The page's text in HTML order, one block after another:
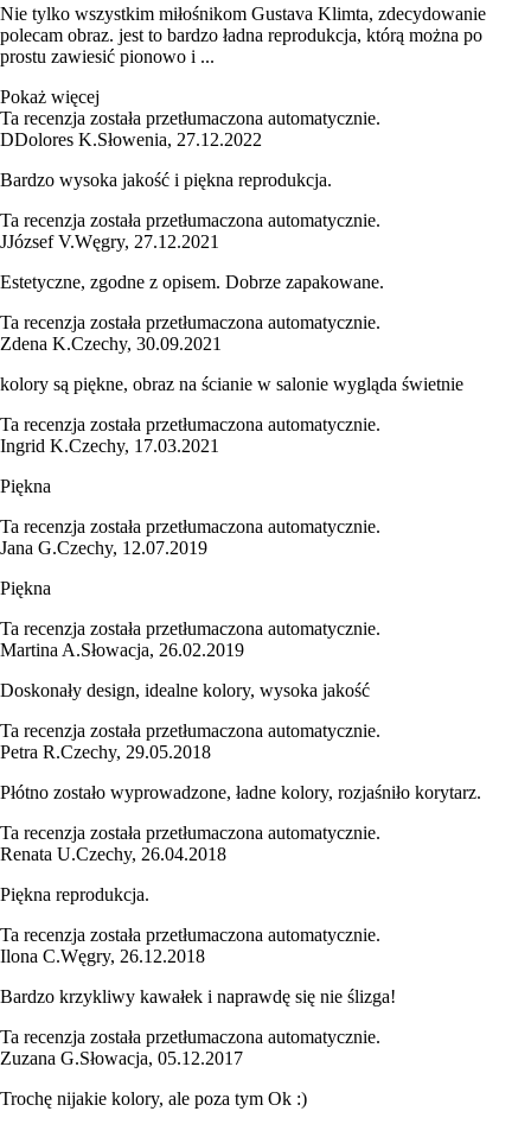
Nie tylko wszystkim miłośnikom Gustava Klimta, zdecydowanie
polecam obraz. jest to bardzo ładna reprodukcja, którą można po
prostu zawiesić pionowo i ...
Pokaż więcej
Ta recenzja została przetłumaczona automatycznie.
DDolores K.Słowenia, 27.12.2022
Bardzo wysoka jakość i piękna reprodukcja.
Ta recenzja została przetłumaczona automatycznie.
JJózsef V.Węgry, 27.12.2021
Estetyczne, zgodne z opisem. Dobrze zapakowane.
Ta recenzja została przetłumaczona automatycznie.
Zdena K.Czechy, 30.09.2021
kolory są piękne, obraz na ścianie w salonie wygląda świetnie
Ta recenzja została przetłumaczona automatycznie.
Ingrid K.Czechy, 17.03.2021
Piękna
Ta recenzja została przetłumaczona automatycznie.
Jana G.Czechy, 12.07.2019
Piękna
Ta recenzja została przetłumaczona automatycznie.
Martina A.Słowacja, 26.02.2019
Doskonały design, idealne kolory, wysoka jakość
Ta recenzja została przetłumaczona automatycznie.
Petra R.Czechy, 29.05.2018
Płótno zostało wyprowadzone, ładne kolory, rozjaśniło korytarz.
Ta recenzja została przetłumaczona automatycznie.
Renata U.Czechy, 26.04.2018
Piękna reprodukcja.
Ta recenzja została przetłumaczona automatycznie.
Ilona C.Węgry, 26.12.2018
Bardzo krzykliwy kawałek i naprawdę się nie ślizga!
Ta recenzja została przetłumaczona automatycznie.
Zuzana G.Słowacja, 05.12.2017
Trochę nijakie kolory, ale poza tym Ok :)